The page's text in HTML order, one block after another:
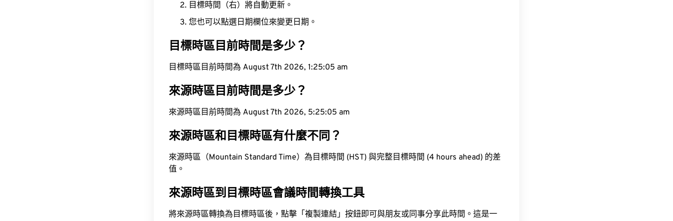
目標時間（右）將自動更新。
您也可以點選日期欄位來變更日期。
目標時區目前時間是多少？
目標時區目前時間為 August 7th 2026, 1:25:06 am
來源時區目前時間是多少？
來源時區目前時間為 August 7th 2026, 5:25:06 am
來源時區和目標時區有什麼不同？
來源時區（Mountain Standard Time）為目標時間 (HST) 與完整目標時間 (4 hours ahead) 的差
值。
來源時區到目標時區會議時間轉換工具
將來源時區轉換為目標時區後，點擊「複製連結」按鈕即可與朋友或同事分享此時間。這是一